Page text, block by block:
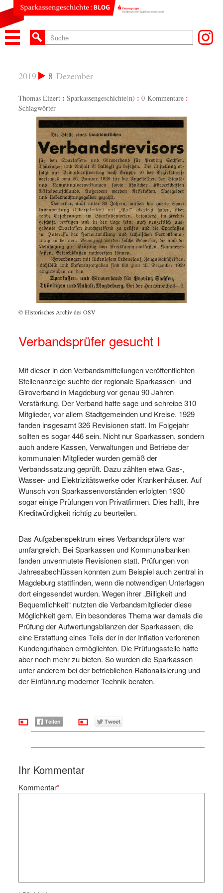
8 Dezember
2019
Thomas Einert Sparkassengeschichte(n)
0 Kommentare
Schlagwörter
© Historisches Archiv des OSV
Verbandsprüfer gesucht I
Mit dieser in den Verbandsmitteilungen veröffentlichten
Stellenanzeige suchte der regionale Sparkassen- und
Giroverband in Magdeburg vor genau 90 Jahren
Verstärkung. Der Verband hatte sage und schreibe 310
Mitglieder, vor allem Stadtgemeinden und Kreise. 1929
fanden insgesamt 326 Revisionen statt. Im Folgejahr
sollten es sogar 446 sein. Nicht nur Sparkassen, sondern
auch andere Kassen, Verwaltungen und Betriebe der
kommunalen Mitglieder wurden gemäß der
Verbandssatzung geprüft. Dazu zählten etwa Gas-,
Wasser- und Elektrizitätswerke oder Krankenhäuser. Auf
Wunsch von Sparkassenvorständen erfolgten 1930
sogar einige Prüfungen von Privatfirmen. Dies halft, ihre
Kreditwürdigkeit richtig zu beurteilen.
Das Aufgabenspektrum eines Verbandsprüfers war
umfangreich. Bei Sparkassen und Kommunalbanken
fanden unvermutete Revisionen statt. Prüfungen von
Jahresabschlüssen konnten zum Beispiel auch zentral in
Magdeburg stattfinden, wenn die notwendigen Unterlagen
dort eingesendet wurden. Wegen ihrer „Billigkeit und
Bequemlichkeit“ nutzten die Verbandsmitglieder diese
Möglichkeit gern. Ein besonderes Thema war damals die
Prüfung der Aufwertungsbilanzen der Sparkassen, die
eine Erstattung eines Teils der in der Inflation verlorenen
Kundenguthaben ermöglichten. Die Prüfungsstelle hatte
aber noch mehr zu bieten. So wurden die Sparkassen
unter anderem bei der betrieblichen Rationalisierung und
der Einführung moderner Technik beraten.
Ihr Kommentar
Kommentar*